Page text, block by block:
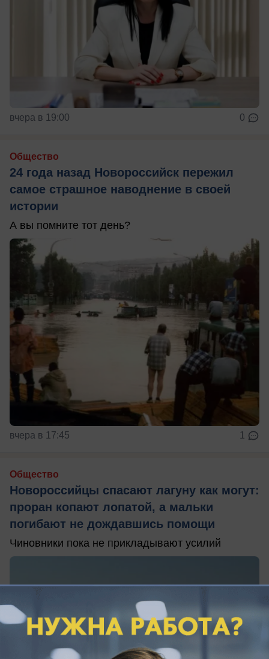
вчера в 19:00 0
Общество
24 года назад Новороссийск пережил
самое страшное наводнение в своей
истории
А вы помните тот день?
вчера в 17:45 1
Общество
Новороссийцы спасают лагуну как могут:
проран копают лопатой, а мальки
погибают не дождавшись помощи
Чиновники пока не прикладывают усилий